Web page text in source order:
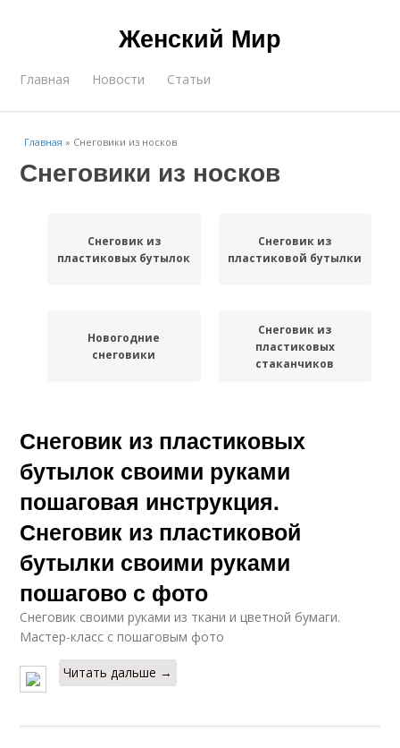
Женский Мир
Главная Новости Статьи
Главная » Снеговики из носков
Снеговики из носков
Снеговик из
пластиковых бутылок
Снеговик из
пластиковой бутылки
Новогодние
снеговики
Снеговик из
пластиковых
стаканчиков
Снеговик из пластиковых
бутылок своими руками
пошаговая инструкция.
Снеговик из пластиковой
бутылки своими руками
пошагово с фото
Снеговик своими руками из ткани и цветной бумаги.
Мастер-класс с пошаговым фото
Читать дальше →